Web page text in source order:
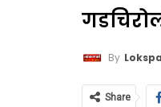
By
Share